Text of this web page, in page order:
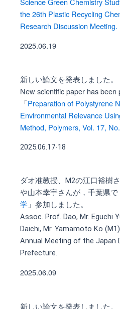
the 26th Plastic Recycling
Research Discussion Meeting.
2025.06.19
新しい論文を発表しました。
New scientific paper has been
「Preparation of Polystyrene
Environmental Relevance
Method, Polymers, Vol. 17,
2025.06.17-18
ダオ准教授、M2の江口裕樹
や山本幸宇さんが，千葉県で
学 」参加しました。
Assoc. Prof. Dao, Mr. Eguchi
Daichi, Mr. Yamamoto Ko
Annual Meeting of the Japan
Prefecture.
2025.06.09
新しい論文を発表しました。